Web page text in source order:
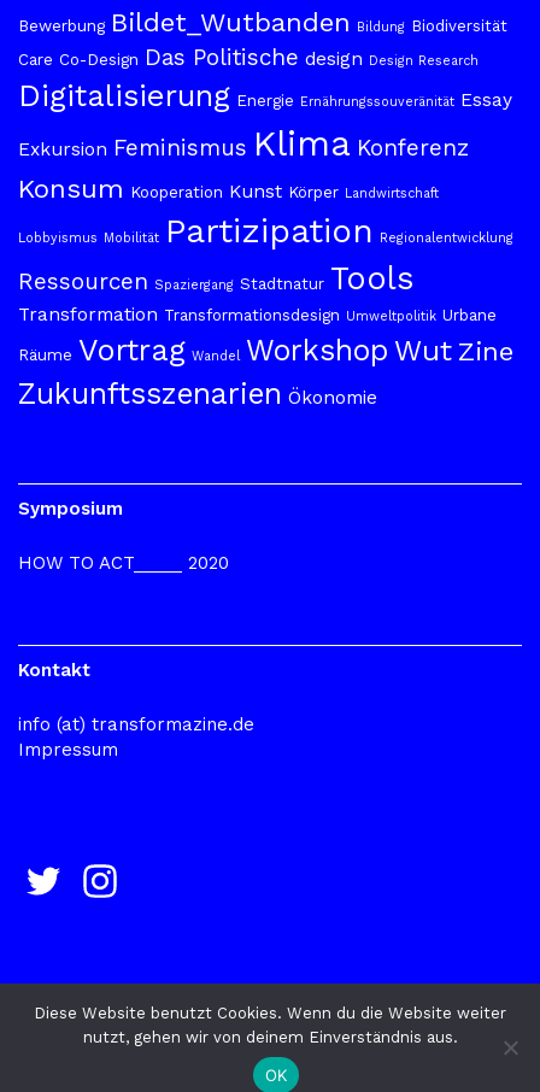
Bewerbung Bildet_Wutbanden Bildung Biodiversität
Care Co-Design Das Politische design Design Research
Digitalisierung Energie Ernährungssouveränität Essay
Exkursion Feminismus Klima Konferenz
Konsum Kooperation Kunst Körper Landwirtschaft
Lobbyismus Mobilität Partizipation Regionalentwicklung
Ressourcen Spaziergang Stadtnatur Tools
Transformation Transformationsdesign Umweltpolitik Urbane
Räume Vortrag Wandel Workshop Wut Zine
Zukunftsszenarien Ökonomie
Symposium
HOW TO ACT_____ 2020
Kontakt
info (at) transformazine.de
Impressum
TRANSFORMAZINE Datenschutz
Diese Website benutzt Cookies. Wenn du die Website weiter
nutzt, gehen wir von deinem Einverständnis aus.
OK